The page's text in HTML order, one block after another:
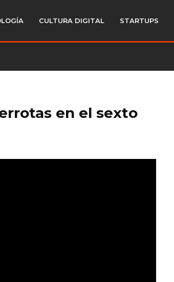
CULTURA DIGITAL STARTUPS
en el sexto